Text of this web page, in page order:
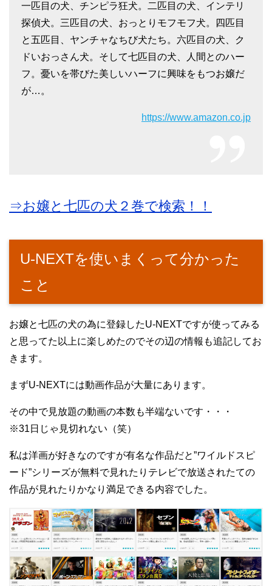
一匹目の犬、チンピラ狂犬。二匹目の犬、インテリ
探偵犬。三匹目の犬、おっとりモフモフ犬。四匹目
と五匹目、ヤンチャなちび犬たち。六匹目の犬、ク
ドいおっさん犬。そして七匹目の犬、人間とのハー
フ。憂いを帯びた美しいハーフに興味をもつお嬢だ
が…。
https://www.amazon.co.jp
⇒お嬢と七匹の犬２巻で検索！！
U-NEXTを使いまくって分かった
こと
お嬢と七匹の犬の為に登録したU-NEXTですが使ってみる
と思ってた以上に楽しめたのでその辺の情報も追記してお
きます。
まずU-NEXTには動画作品が大量にあります。
その中で見放題の動画の本数も半端ないです・・・
※31日じゃ見切れない（笑）
私は洋画が好きなのですが有名な作品だと”ワイルドスピ
ード”シリーズが無料で見れたりテレビで放送されたての
作品が見れたりかなり満足できる内容でした。